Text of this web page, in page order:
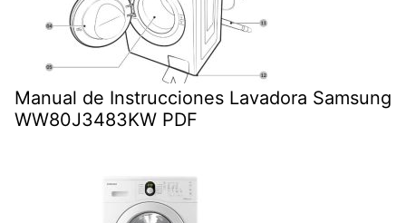
Manual de Instrucciones Lavadora Samsung
WW80J3483KW PDF